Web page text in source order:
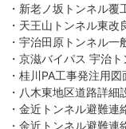
・新老ノ坂トンネル
・天王山トンネル東改
・宇治田原トンネル一
・京滋バイパス 宇治
・桂川PA工事発注用
・八木東地区道路詳細
・金近トンネル避難連
・金近トンネル避難